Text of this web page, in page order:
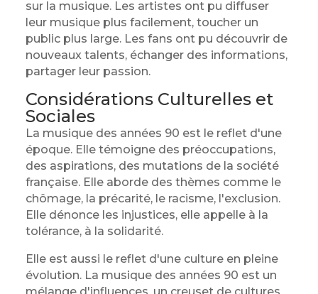
sur la musique. Les artistes ont pu diffuser
leur musique plus facilement, toucher un
public plus large. Les fans ont pu découvrir de
nouveaux talents, échanger des informations,
partager leur passion.
Considérations Culturelles et
Sociales
La musique des années 90 est le reflet d'une
époque. Elle témoigne des préoccupations,
des aspirations, des mutations de la société
française. Elle aborde des thèmes comme le
chômage, la précarité, le racisme, l'exclusion.
Elle dénonce les injustices, elle appelle à la
tolérance, à la solidarité.
Elle est aussi le reflet d'une culture en pleine
évolution. La musique des années 90 est un